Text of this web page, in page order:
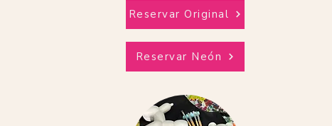
Reservar Original
Reservar Neón